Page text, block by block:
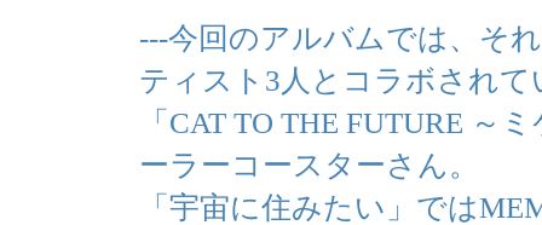
---今回のアルバムでは、そ
ティスト3人とコラボされて
「CAT TO THE FUTURE ～
ーラーコースターさん。
「宇宙に住みたい」では